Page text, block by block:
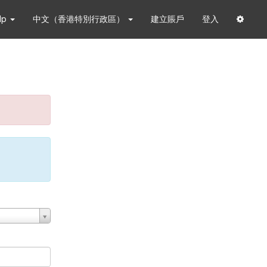
中文（香港特別行政區） 建立賬戶 登入